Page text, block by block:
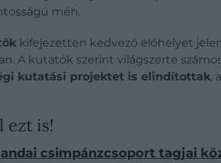
méh.
kifejezetten kedvező élőhelyet
A kutatók szerint világszerte
kutatási projektet is elindítottak,
ezt is!
csimpánzcsoport tagjai